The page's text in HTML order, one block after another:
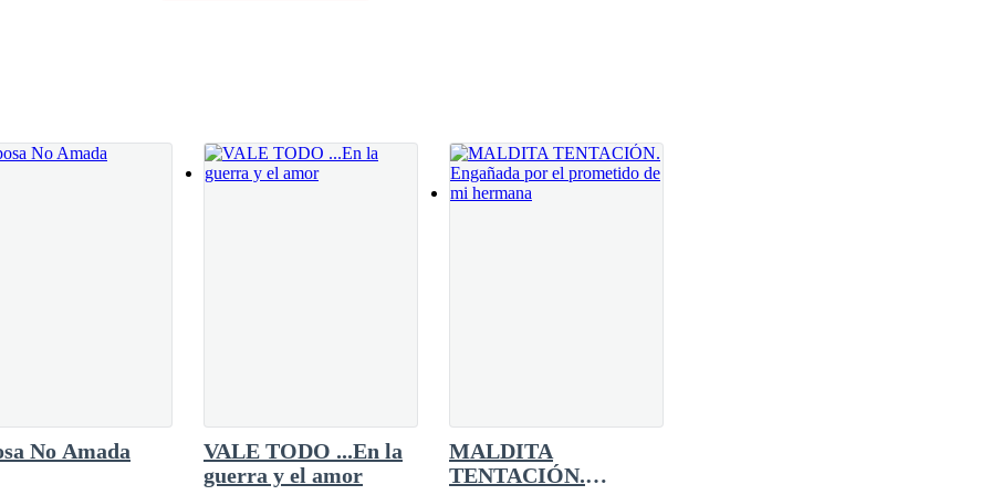
él cuando notó la cena preparada. Se quedó clavado en el sitio hasta que pasé por su lado, notando un destello de culpa en
viendo cómo las velas se convertían en cera. Pensé que esto continuaría como un hermoso recuerdo. Que me miraría
aniversario. Y que nos sentaríamos juntos a tener una cena romántica hermosa, y después…
¿Cómo está Emily ahora?—Está bien. Tuvo
No Amada
VALE TODO ...En la
guerra y el amor
MALDITA
TENTACIÓN.